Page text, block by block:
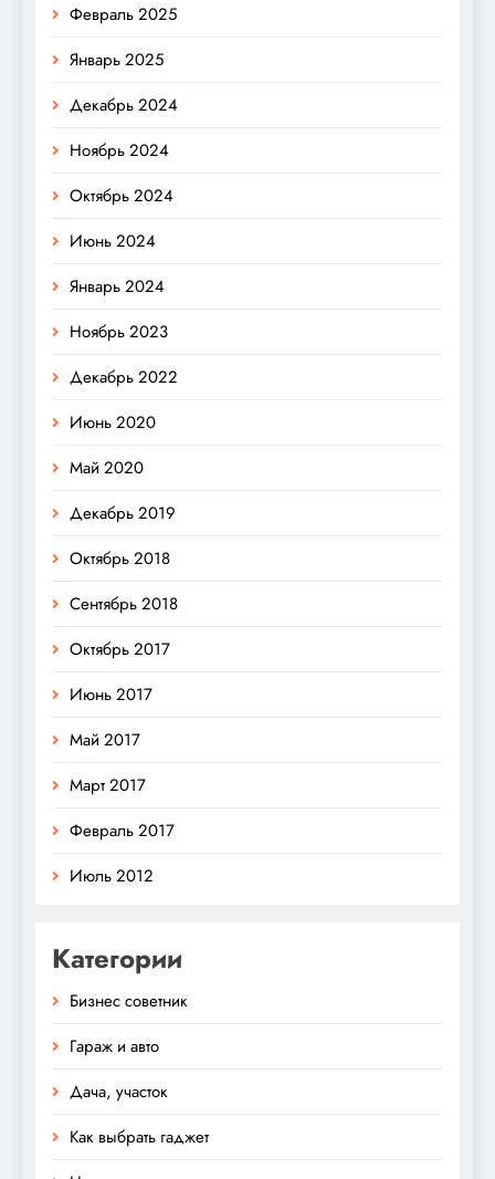
Февраль 2025
Январь 2025
Декабрь 2024
Ноябрь 2024
Октябрь 2024
Июнь 2024
Январь 2024
Ноябрь 2023
Декабрь 2022
Июнь 2020
Май 2020
Декабрь 2019
Октябрь 2018
Сентябрь 2018
Октябрь 2017
Июнь 2017
Май 2017
Март 2017
Февраль 2017
Июль 2012
Категории
Бизнес советник
Гараж и авто
Дача, участок
Как выбрать гаджет